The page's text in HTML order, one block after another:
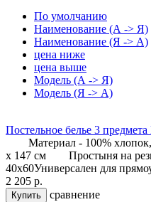
По умолчанию
Наименование (А -> Я)
Наименование (Я -> А)
цена ниже
цена выше
Модель (А -> Я)
Модель (Я -> А)
Постельное белье 3
Материал - 100%
х 147 см Простыня на
40х60 ​Универсален для
2 205 р.
Купить сравнение